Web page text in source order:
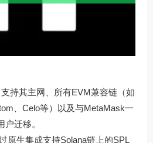
支持其主网、所有EVM兼容链（如
、Celo等）以及与MetaMask一
迁移。
原生集成支持Solana链上的SPL